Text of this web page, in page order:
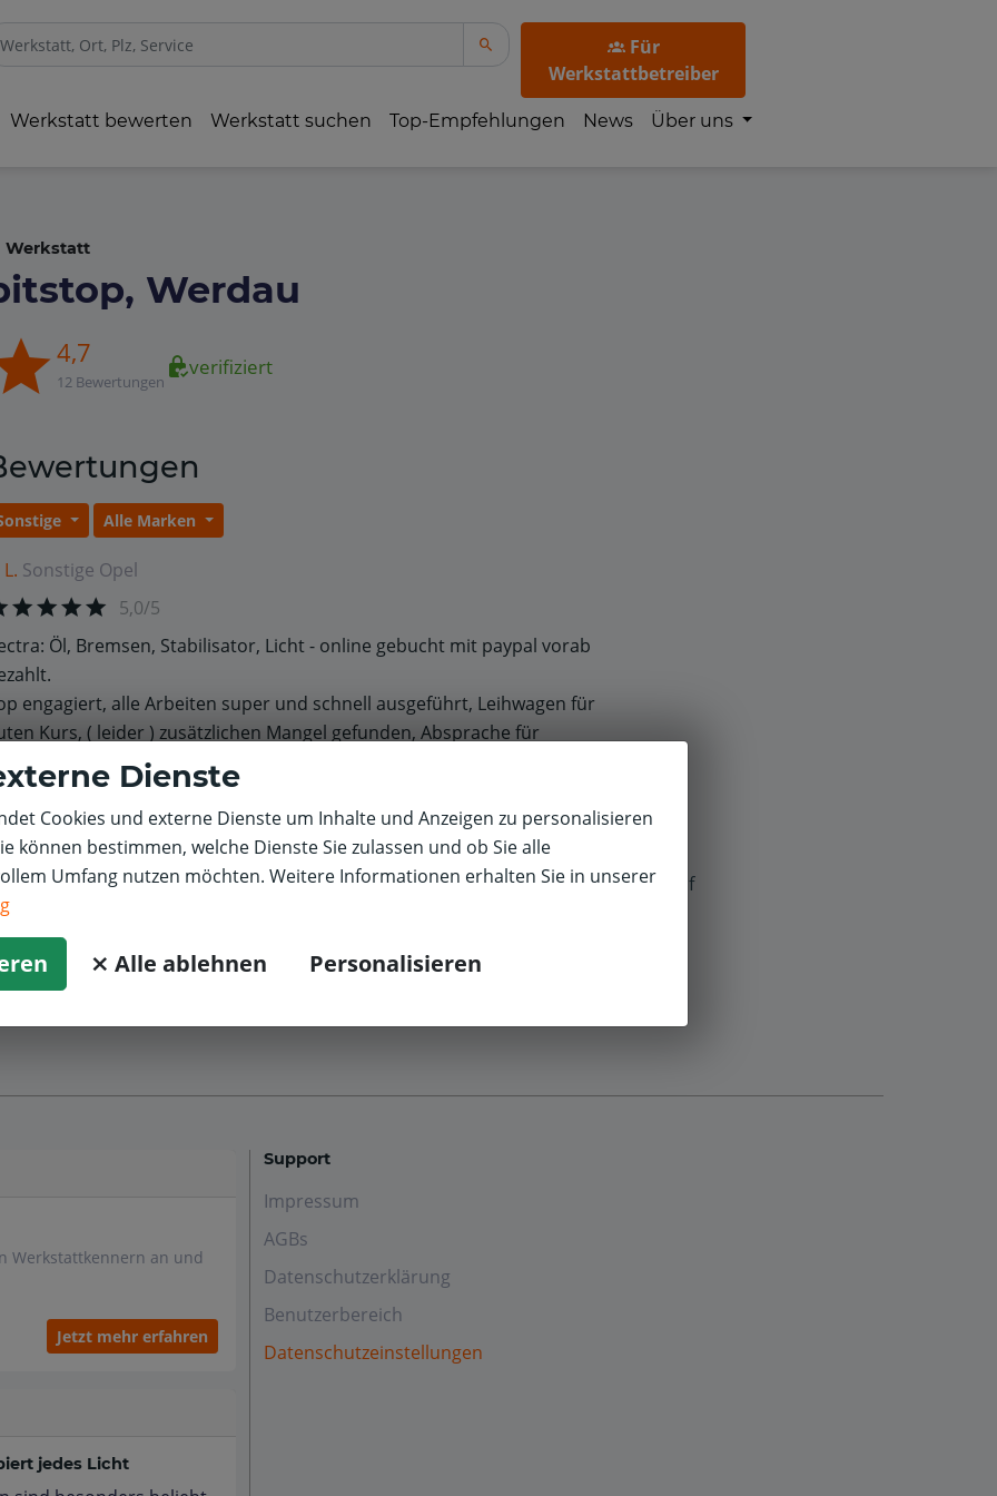
Für
Werkstattbetreiber
Werkstatt bewerten Werkstatt suchen Top-Empfehlungen News Über uns
Werkstatt
Werdau
4,7
12 Bewertungen
verifiziert
Alle Marken
Sonstige Opel
5,0/5
Öl, Bremsen, Stabilisator, Licht - online gebucht mit paypal vorab
engagiert, alle Arbeiten super und schnell ausgeführt, Leihwagen für
Kurs, ( leider ) zusätzlichen Mangel gefunden, Absprache für
freundlich und humorvoll alles erklärt - nur zu empfehlen die
Werkstattkennern an und
Jetzt mehr erfahren
jedes Licht
Support
Impressum
AGBs
Datenschutzerklärung
Benutzerbereich
Datenschutzeinstellungen
Dienste
Cookies und externe Dienste um Inhalte und Anzeigen zu personalisieren
können bestimmen, welche Dienste Sie zulassen und ob Sie alle
Umfang nutzen möchten. Weitere Informationen erhalten Sie in unserer
⨯ Alle ablehnen Personalisieren
f